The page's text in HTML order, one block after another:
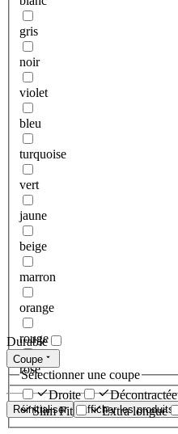
gris
noir
violet
bleu
turquoise
vert
jaune
beige
marron
orange
rouge
rose
Réinitialiser Afficher les produits
Durable
Coupe
Sélectionner une coupe
Droite
Décontractée
Slim Fit
Extra longue